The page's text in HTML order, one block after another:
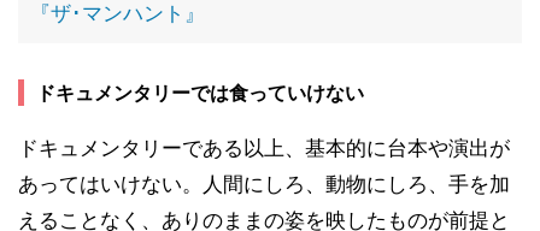
『ザ･マンハント』
ドキュメンタリーでは食っていけない
ドキュメンタリーである以上、基本的に台本や演出が
あってはいけない。人間にしろ、動物にしろ、手を加
えることなく、ありのままの姿を映したものが前提と